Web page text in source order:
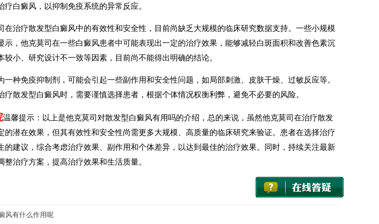
疗白癜风，以抑制免疫系统的异常反应。
治疗散发型白癜风中的有效性和安全性，目前尚缺乏大规模的临床研究数据支持。一些小规模
示，他克莫司在一些白癜风患者中可能表现出一定的治疗效果，能够减轻白斑面积和改善色素沉
较小、研究设计不一致等因素，目前尚不能得出明确的结论。
免疫抑制剂，可能会引起一些副作用和安全性问题，如局部刺激、皮肤干燥、过敏反应等。
疗散发型白癜风时，需要谨慎选择患者，根据个体情况权衡利弊，避免不必要的风险。
温馨提示：以上是他克莫司对散发型白癜风有用吗的介绍，总的来说，虽然他克莫司在治疗散发
的潜在效果，但其有效性和安全性尚需更多大规模、高质量的临床研究来验证。患者在选择治疗
的建议，综合考虑治疗效果、副作用和个体差异，以达到最佳的治疗效果。同时，持续关注最新
整治疗方案，提高治疗效果和生活质量。
风有什么作用呢